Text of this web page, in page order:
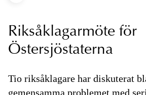
Riksåklagarmöte för
Östersjöstaterna
Tio riksåklagare har diskuterat
gemensamma problemet med